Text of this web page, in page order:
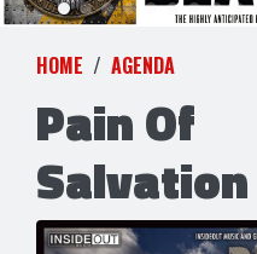
HOME AGENDA
Pain Of
Salvation